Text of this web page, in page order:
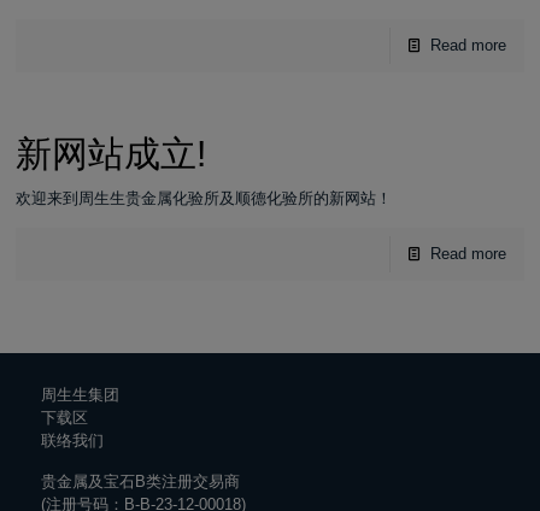
Read more
新网站成立!
欢迎来到周生生贵金属化验所及顺德化验所的新网站！
Read more
周生生集团
下载区
联络我们
贵金属及宝石B类注册交易商
(注册号码：B-B-23-12-00018)